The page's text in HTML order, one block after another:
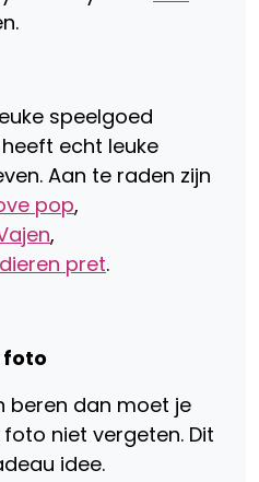
speelgoed
echt leuke
Aan te raden zijn
pop,
,
pret.
beren dan moet je
niet vergeten. Dit
idee.